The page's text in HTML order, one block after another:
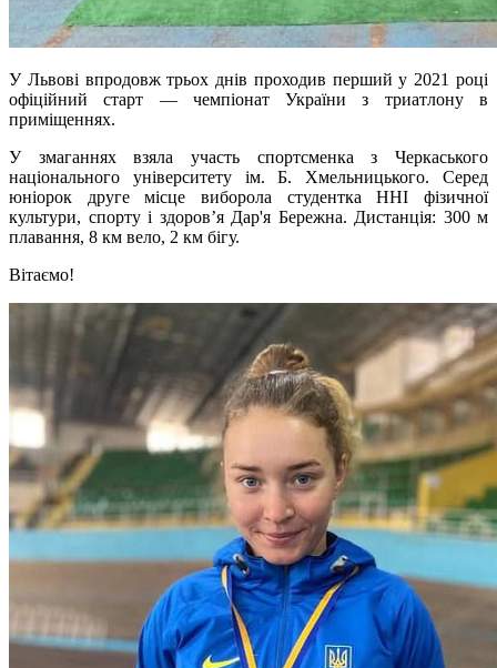
У Львові впродовж трьох днів проходив перший у 2021 році
офіційний старт — чемпіонат України з триатлону в
приміщеннях.
У змаганнях взяла участь спортсменка з Черкаського
національного університету ім. Б. Хмельницького. Серед
юніорок друге місце виборола студентка ННІ фізичної
культури, спорту і здоров’я Дар'я Бережна. Дистанція: 300 м
плавання, 8 км вело, 2 км бігу.
Вітаємо!